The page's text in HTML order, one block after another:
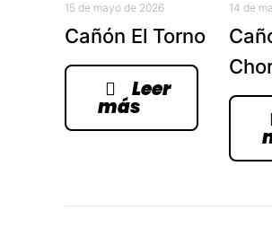
15 de mayo de 2026
Cañón El Torno
Leer
más
14 de